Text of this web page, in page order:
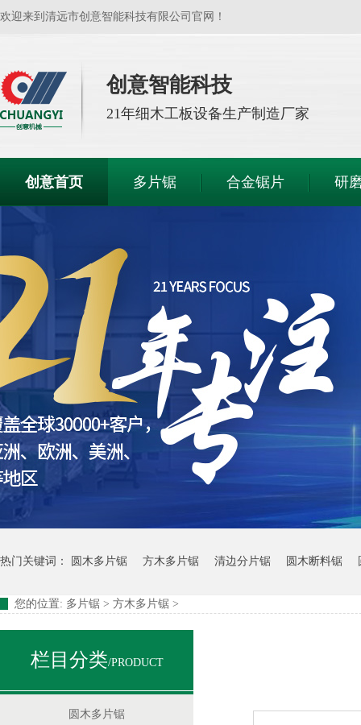
欢迎来到清远市创意智能科技有限公司官网！
创意智能科技
21年细木工板设备生产制造厂家
创意首页 多片锯 合金锯片 研
热门关键词： 圆木多片锯 方木多片锯 清边分片锯 圆木断料锯
您的位置: 多片锯 > 方木多片锯 >
栏目分类/PRODUCT
圆木多片锯
168圆木单链多片锯